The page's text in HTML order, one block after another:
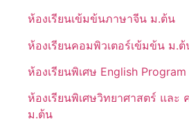
ห้องเรียนเข้มข้นภาษาจีน ม.ต้น
ห้องเรียนคอมพิวเตอร์เข้มข้น ม.ต้
ห้องเรียนพิเศษ English
ห้องเรียนพิเศษวิทยาศาสตร์ และ
ม.ต้น